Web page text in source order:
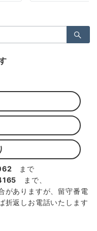
まで
まで、
がありますが、留守番電
折返しお電話いたします